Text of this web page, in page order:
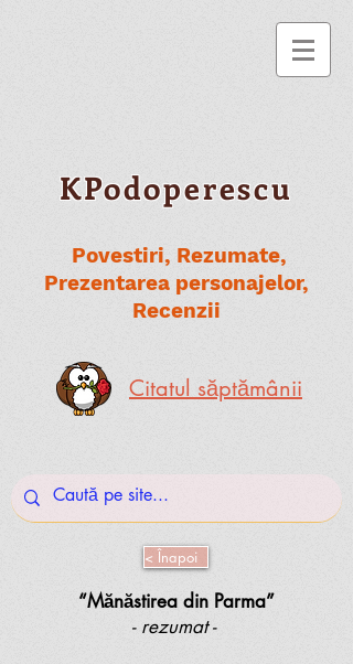
KPodoperescu
Povestiri, Rezumate,
Prezentarea personajelor,
Recenzii
Citatul săptămânii
< Înapoi
“Mănăstirea din Parma”
- rezumat -